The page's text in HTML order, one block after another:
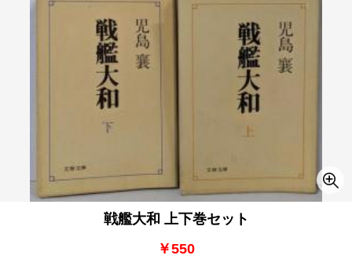
戦艦大和 上下巻セット
￥550